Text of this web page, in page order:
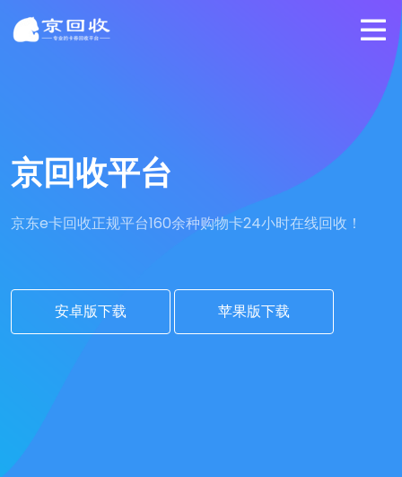
京回收平台
京东e卡回收正规平台160余种购物卡24小时在线回收！
安卓版下载 苹果版下载